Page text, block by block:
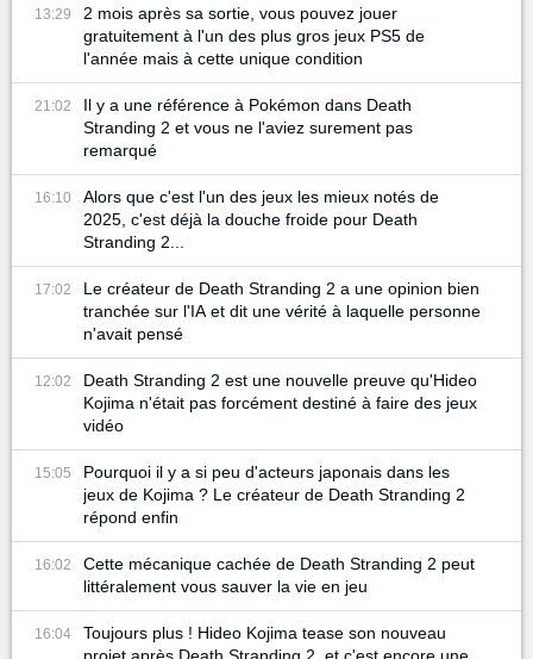
13:29
2 mois après sa sortie, vous pouvez jouer
gratuitement à l'un des plus gros jeux PS5 de
l'année mais à cette unique condition
21:02
Il y a une référence à Pokémon dans Death
Stranding 2 et vous ne l'aviez surement pas
remarqué
16:10
Alors que c'est l'un des jeux les mieux notés de
2025, c'est déjà la douche froide pour Death
Stranding 2...
17:02
Le créateur de Death Stranding 2 a une opinion bien
tranchée sur l'IA et dit une vérité à laquelle personne
n'avait pensé
12:02
Death Stranding 2 est une nouvelle preuve qu'Hideo
Kojima n'était pas forcément destiné à faire des jeux
vidéo
15:05
Pourquoi il y a si peu d'acteurs japonais dans les
jeux de Kojima ? Le créateur de Death Stranding 2
répond enfin
16:02
Cette mécanique cachée de Death Stranding 2 peut
littéralement vous sauver la vie en jeu
16:04
Toujours plus ! Hideo Kojima tease son nouveau